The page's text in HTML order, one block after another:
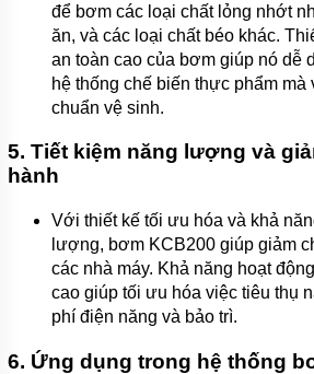
để bơm các loại chất lỏng nhớt
ăn, và các loại chất béo khác.
an toàn cao của bơm giúp nó dễ
hệ thống chế biến thực phẩm mà
chuẩn vệ sinh.
5. Tiết kiệm năng lượng và
hành
Với thiết kế tối ưu hóa và khả
lượng, bơm KCB200 giúp giảm
các nhà máy. Khả năng hoạt
cao giúp tối ưu hóa việc tiêu thụ
phí điện năng và bảo trì.
6. Ứng dụng trong hệ thống